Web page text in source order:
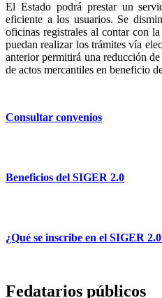
El Estado podrá prestar un
eficiente a los usuarios. Se
oficinas registrales al contar con
puedan realizar los trámites vía
anterior permitirá una reducción
de actos mercantiles en beneficio
Consultar convenios
Beneficios del SIGER 2.0
¿Qué se inscribe en el SIGER
Fedatarios públicos